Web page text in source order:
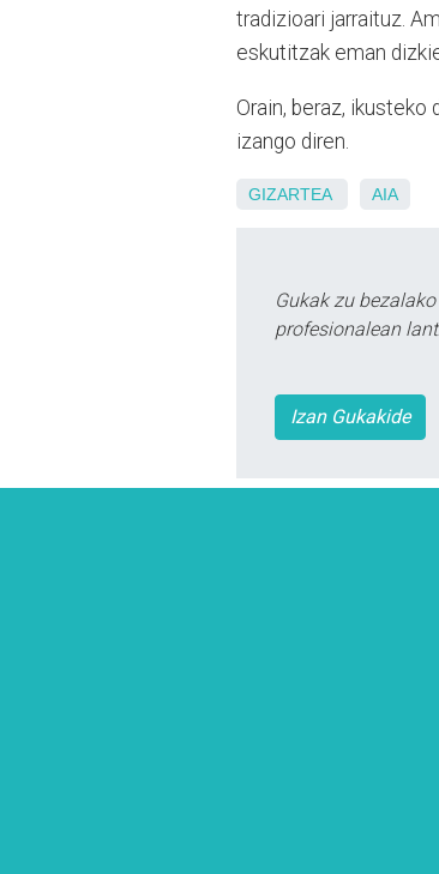
tradizioari jarraituz.
eskutitzak eman
Orain, beraz,
izango diren.
GIZARTEA AIA
Gukak zu
profesionalean
Izan Gukakide